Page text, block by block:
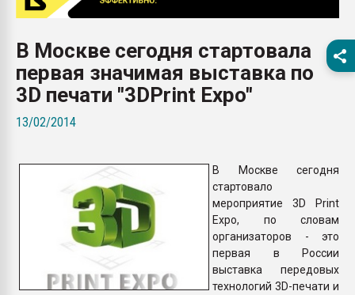
первый план в
28.07.2026
ситуацией на
Всё, что касается
В Москве сегодня стартовала
первая значимая выставка по
3D печати "3DPrint Expo"
13/02/2014
В Москве сегодня
стартовало
мероприятие 3D Print
Expo, по словам
организаторов - это
первая в России
выставка передовых
технологий 3D-печати и